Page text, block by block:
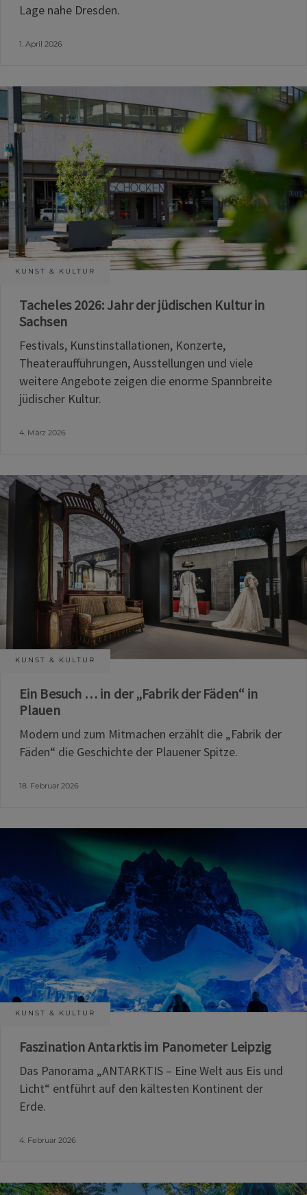
Lage nahe Dresden.
1. April 2026
KUNST & KULTUR
Tacheles 2026: Jahr der jüdischen Kultur in
Sachsen
Festivals, Kunstinstallationen, Konzerte,
Theateraufführungen, Ausstellungen und viele
weitere Angebote zeigen die enorme Spannbreite
jüdischer Kultur.
4. März 2026
KUNST & KULTUR
Ein Besuch … in der „Fabrik der Fäden“ in
Plauen
Modern und zum Mitmachen erzählt die „Fabrik der
Fäden“ die Geschichte der Plauener Spitze.
18. Februar 2026
KUNST & KULTUR
Faszination Antarktis im Panometer Leipzig
Das Panorama „ANTARKTIS – Eine Welt aus Eis und
Licht“ entführt auf den kältesten Kontinent der
Erde.
4. Februar 2026